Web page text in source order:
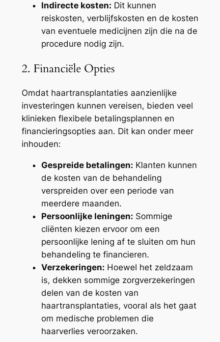
Indirecte kosten: Dit kunnen
reiskosten, verblijfskosten en de kosten
van eventuele medicijnen zijn die na de
procedure nodig zijn.
2. Financiële Opties
Omdat haartransplantaties aanzienlijke
investeringen kunnen vereisen, bieden veel
klinieken flexibele betalingsplannen en
financieringsopties aan. Dit kan onder meer
inhouden:
Gespreide betalingen: Klanten kunnen
de kosten van de behandeling
verspreiden over een periode van
meerdere maanden.
Persoonlijke leningen: Sommige
cliënten kiezen ervoor om een
persoonlijke lening af te sluiten om hun
behandeling te financieren.
Verzekeringen: Hoewel het zeldzaam
is, dekken sommige zorgverzekeringen
delen van de kosten van
haartransplantaties, vooral als het gaat
om medische problemen die
haarverlies veroorzaken.